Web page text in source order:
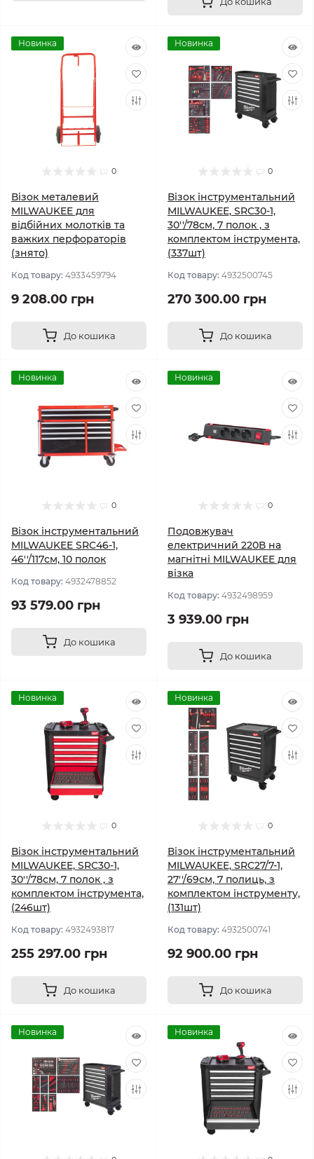
Новинка
0
Візок металевий
MILWAUKEE для
відбійних молотків та
важких перфораторів
(знято)
Код товару: 4933459794
9 208.00 грн
До кошика
Новинка
0
Візок інструментальний
MILWAUKEE, SRC30-1,
30''/78см, 7 полок , з
комплектом інструмента,
(337шт)
Код товару: 4932500745
270 300.00 грн
До кошика
Новинка
0
Візок інструментальний
MILWAUKEE SRC46-1,
46''/117см, 10 полок
Код товару: 4932478852
93 579.00 грн
До кошика
Новинка
0
Подовжувач
електричний 220В на
магнітні MILWAUKEE для
візка
Код товару: 4932498959
3 939.00 грн
До кошика
Новинка
0
Візок інструментальний
MILWAUKEE, SRC30-1,
30''/78см, 7 полок , з
комплектом інструмента,
(246шт)
Код товару: 4932493817
255 297.00 грн
До кошика
Новинка
0
Візок інструментальний
MILWAUKEE, SRC27/7-1,
27''/69см, 7 полиць, з
комплектом інструменту,
(131шт)
Код товару: 4932500741
92 900.00 грн
До кошика
Новинка Новинка